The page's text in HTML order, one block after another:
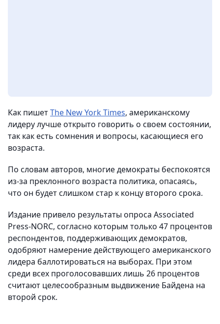
Как пишетThe New York Times, американскому
лидеру лучше открыто говорить о своем состоянии,
так как есть сомнения и вопросы, касающиеся его
возраста.
По словам авторов, многие демократы беспокоятся
из-за преклонного возраста политика, опасаясь,
что он будет слишком стар к концу второго срока.
Издание привело результаты опроса Associated
Press-NORC, согласно которым только 47 процентов
респондентов, поддерживающих демократов,
одобряют намерение действующего американского
лидера баллотироваться на выборах. При этом
среди всех проголосовавших лишь 26 процентов
считают целесообразным выдвижение Байдена на
второй срок.